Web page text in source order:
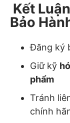
Kết
Bảo
Đăng ký
Giữ kỹ
phẩm
Tránh
chính